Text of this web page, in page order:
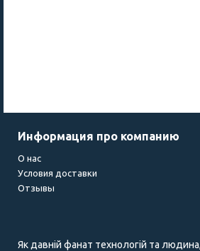
Информация про компанию
О нас
Условия доставки
Отзывы
Як давній фанат технологій та